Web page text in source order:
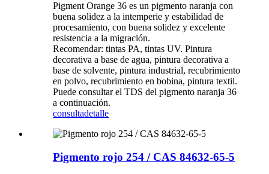
Pigment Orange 36 es un pigmento naranja con
buena solidez a la intemperie y estabilidad de
procesamiento, con buena solidez y excelente
resistencia a la migración.
Recomendar: tintas PA, tintas UV. Pintura
decorativa a base de agua, pintura decorativa a
base de solvente, pintura industrial, recubrimiento
en polvo, recubrimiento en bobina, pintura textil.
Puede consultar el TDS del pigmento naranja 36
a continuación.
consultadetalle
Pigmento rojo 254 / CAS 84632-65-5